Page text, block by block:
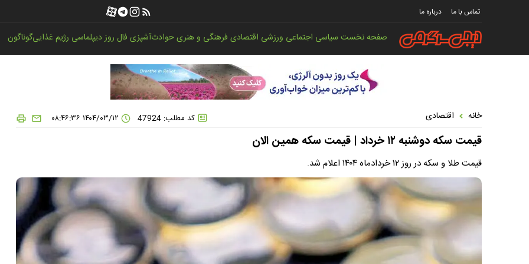
تماس با ما درباره ما
صفحه نخستسیاسی اجتماعی ورزشی اقتصادیفرهنگی و هنریحوادثآشپزیفال روزدیپلماسی رژیم غذاییگوناگون
خانه اقتصادی کد مطلب: 47924
قیمت سکه دوشنبه ۱۲ خرداد | قیمت سکه همین الان
قیمت طلا و سکه در روز ۱۲ خردادماه ۱۴۰۴ اعلام شد.